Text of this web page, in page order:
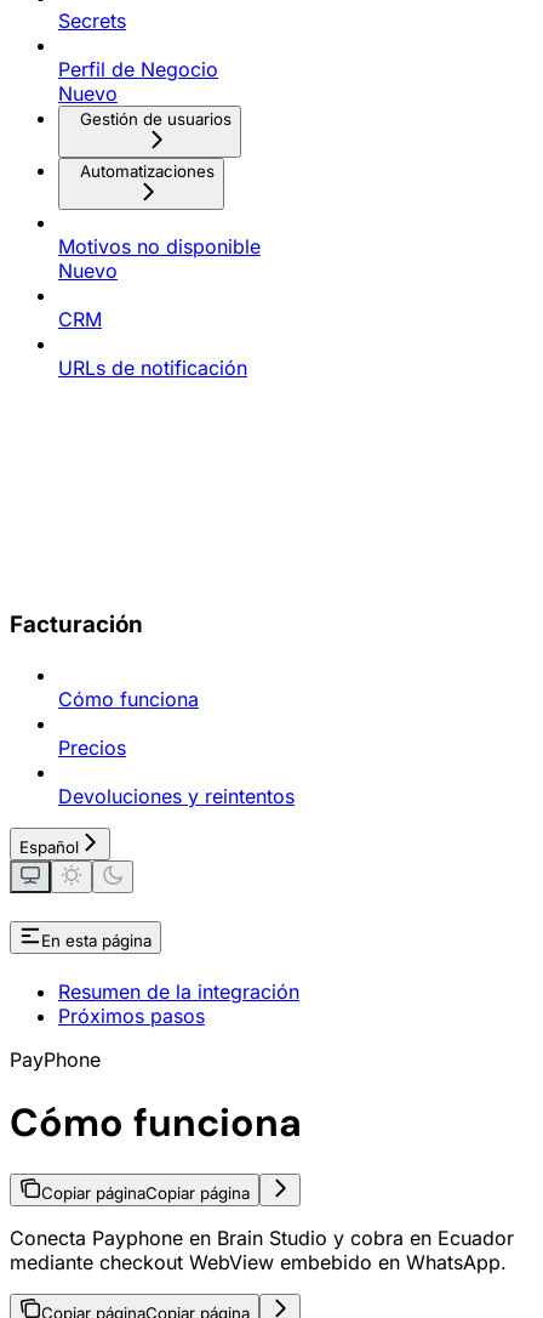
Secrets
Perfil de Negocio
Nuevo
Gestión de usuarios
Automatizaciones
Motivos no disponible
Nuevo
CRM
URLs de notificación
Facturación
Cómo funciona
Precios
Devoluciones y reintentos
Español
En esta página
Resumen de la integración
Próximos pasos
PayPhone
Cómo funciona
Copiar páginaCopiar página
Conecta Payphone en Brain Studio y cobra en Ecuador
mediante checkout WebView embebido en WhatsApp.
Copiar páginaCopiar página